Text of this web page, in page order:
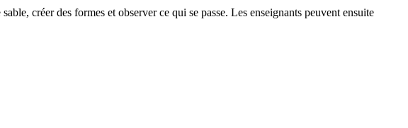
créer des formes et observer ce qui se passe. Les enseignants peuvent ensuite